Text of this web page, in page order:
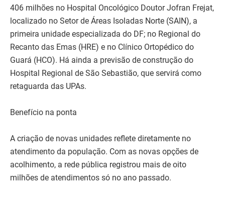
406 milhões no Hospital Oncológico Doutor Jofran Frejat,
localizado no Setor de Áreas Isoladas Norte (SAIN), a
primeira unidade especializada do DF; no Regional do
Recanto das Emas (HRE) e no Clínico Ortopédico do
Guará (HCO). Há ainda a previsão de construção do
Hospital Regional de São Sebastião, que servirá como
retaguarda das UPAs.
Benefício na ponta
A criação de novas unidades reflete diretamente no
atendimento da população. Com as novas opções de
acolhimento, a rede pública registrou mais de oito
milhões de atendimentos só no ano passado.